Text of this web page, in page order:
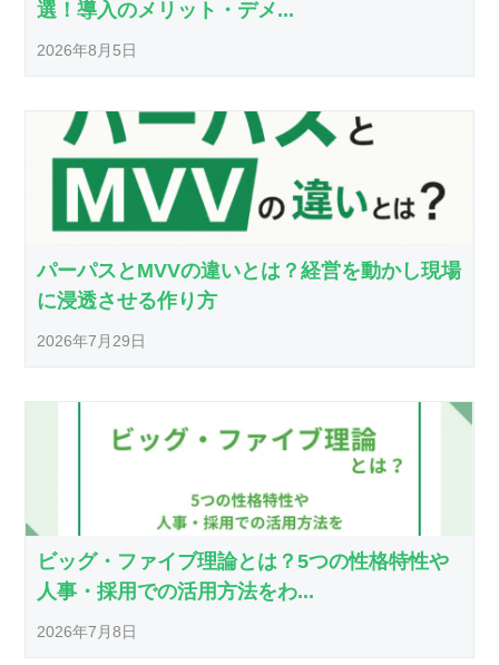
選！導入のメリット・デメ...
2026年8月5日
パーパスとMVVの違いとは？経営を動かし現場
に浸透させる作り方
2026年7月29日
ビッグ・ファイブ理論とは？5つの性格特性や
人事・採用での活用方法をわ...
2026年7月8日